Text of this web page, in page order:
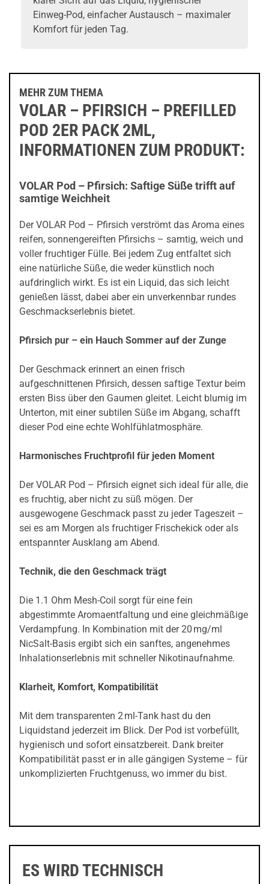
Einweg-Pod, einfacher Austausch – maximaler
Komfort für jeden Tag.
MEHR ZUM THEMA
VOLAR – PFIRSICH – PREFILLED
POD 2ER PACK 2ML,
INFORMATIONEN ZUM PRODUKT:
VOLAR Pod – Pfirsich: Saftige Süße trifft auf
samtige Weichheit
Der VOLAR Pod – Pfirsich verströmt das Aroma eines
reifen, sonnengereiften Pfirsichs – samtig, weich und
voller fruchtiger Fülle. Bei jedem Zug entfaltet sich
eine natürliche Süße, die weder künstlich noch
aufdringlich wirkt. Es ist ein Liquid, das sich leicht
genießen lässt, dabei aber ein unverkennbar rundes
Geschmackserlebnis bietet.
Pfirsich pur – ein Hauch Sommer auf der Zunge
Der Geschmack erinnert an einen frisch
aufgeschnittenen Pfirsich, dessen saftige Textur beim
ersten Biss über den Gaumen gleitet. Leicht blumig im
Unterton, mit einer subtilen Süße im Abgang, schafft
dieser Pod eine echte Wohlfühlatmosphäre.
Harmonisches Fruchtprofil für jeden Moment
Der VOLAR Pod – Pfirsich eignet sich ideal für alle, die
es fruchtig, aber nicht zu süß mögen. Der
ausgewogene Geschmack passt zu jeder Tageszeit –
sei es am Morgen als fruchtiger Frischekick oder als
entspannter Ausklang am Abend.
Technik, die den Geschmack trägt
Die 1.1 Ohm Mesh-Coil sorgt für eine fein
abgestimmte Aromaentfaltung und eine gleichmäßige
Verdampfung. In Kombination mit der 20 mg/ml
NicSalt-Basis ergibt sich ein sanftes, angenehmes
Inhalationserlebnis mit schneller Nikotinaufnahme.
Klarheit, Komfort, Kompatibilität
Mit dem transparenten 2 ml-Tank hast du den
Liquidstand jederzeit im Blick. Der Pod ist vorbefüllt,
hygienisch und sofort einsatzbereit. Dank breiter
Kompatibilität passt er in alle gängigen Systeme – für
unkomplizierten Fruchtgenuss, wo immer du bist.
ES WIRD TECHNISCH